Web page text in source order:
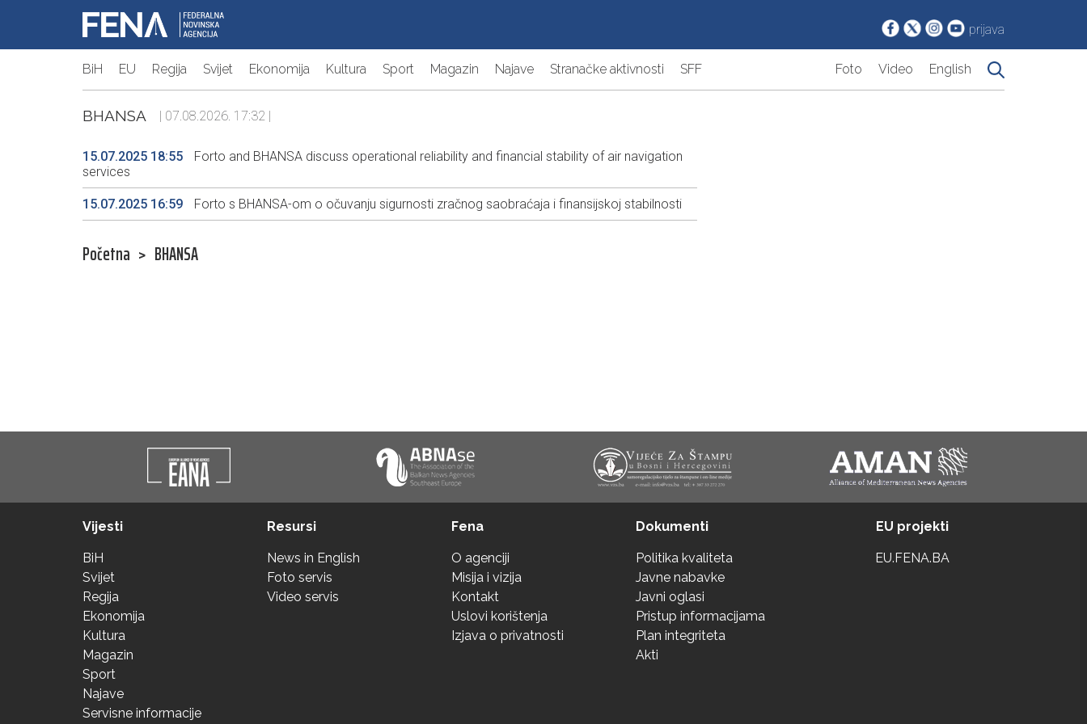
prijava
BiH EU Regija Svijet Ekonomija Kultura Sport Magazin Najave Stranačke aktivnosti SFF Foto Video English
BHANSA | 07.08.2026. 17:32 |
15.07.2025 18:55
Forto and BHANSA discuss operational reliability and financial stability of air navigation
services
15.07.2025 16:59 Forto s BHANSA-om o očuvanju sigurnosti zračnog saobraćaja i finansijskoj stabilnosti
Početna > BHANSA
Vijesti
BiH
Svijet
Regija
Ekonomija
Kultura
Magazin
Sport
Najave
Servisne informacije
Resursi
News in English
Foto servis
Video servis
Fena
O agenciji
Misija i vizija
Kontakt
Uslovi korištenja
Izjava o privatnosti
Dokumenti
Politika kvaliteta
Javne nabavke
Javni oglasi
Pristup informacijama
Plan integriteta
Akti
EU projekti
EU.FENA.BA